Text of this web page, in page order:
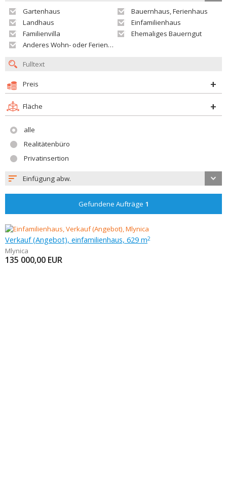
Gartenhaus
Bauernhaus, Ferienhaus
Landhaus
Einfamilienhaus
Familienvilla
Ehemaliges Bauerngut
Anderes Wohn- oder Ferienobjekt
Preis
Fläche
alle
Realitätenbüro
Privatinsertion
Einfügung abw.
Gefundene Aufträge 1
Verkauf (Angebot), einfamilienhaus, 629 m2
Mlynica
135 000,00 EUR